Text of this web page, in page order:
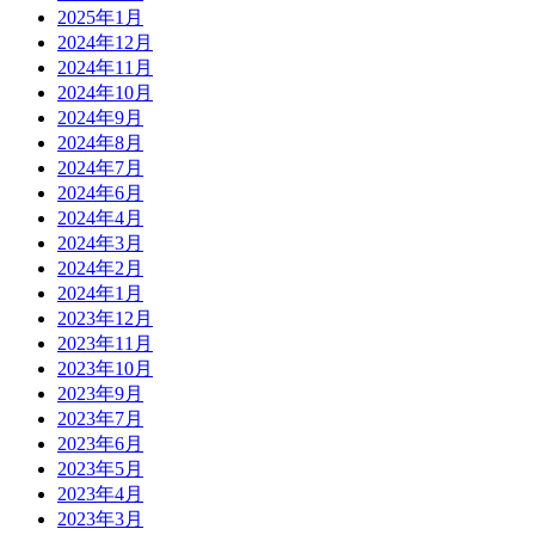
2025年1月
2024年12月
2024年11月
2024年10月
2024年9月
2024年8月
2024年7月
2024年6月
2024年4月
2024年3月
2024年2月
2024年1月
2023年12月
2023年11月
2023年10月
2023年9月
2023年7月
2023年6月
2023年5月
2023年4月
2023年3月